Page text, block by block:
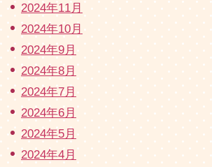
2024年11月
2024年10月
2024年9月
2024年8月
2024年7月
2024年6月
2024年5月
2024年4月